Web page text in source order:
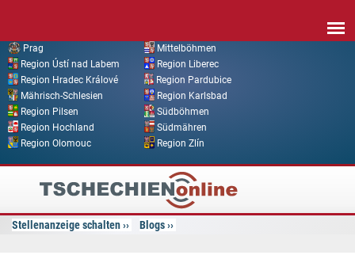
Prag
Mittelböhmen
Region Ústí nad Labem
Region Liberec
Region Hradec Králové
Region Pardubice
Mährisch-Schlesien
Region Karlsbad
Region Pilsen
Südböhmen
Region Hochland
Südmähren
Region Olomouc
Region Zlín
Tschechien
Online
Stellenanzeige schalten Blogs